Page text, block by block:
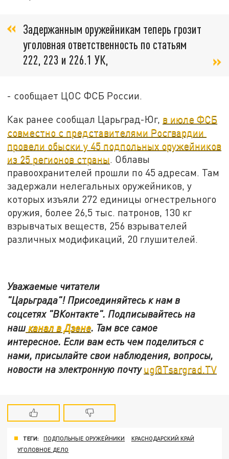
Задержанным оружейникам теперь грозит
уголовная ответственность по статьям
222, 223 и 226.1 УК,
- сообщает ЦОС ФСБ России.
Как ранее сообщал Царьград-Юг, в июле ФСБ
совместно с представителями Росгвардии
провели обыски у 45 подпольных оружейников
из 25 регионов страны. Облавы
правоохранителей прошли по 45 адресам. Там
задержали нелегальных оружейников, у
которых изъяли 272 единицы огнестрельного
оружия, более 26,5 тыс. патронов, 130 кг
взрывчатых веществ, 256 взрывателей
различных модификаций, 20 глушителей.
Уважаемые читатели
"Царьграда"! Присоединяйтесь к нам в
соцсетях "ВКонтакте". Подписывайтесь на
нашканал в Дзене. Там все самое
интересное. Если вам есть чем поделиться с
нами, присылайте свои наблюдения, вопросы,
новости на электронную почтуug@Tsargrad.TV
ТЕГИ: ПОДПОЛЬНЫЕ ОРУЖЕЙНИКИ
КРАСНОДАРСКИЙ КРАЙ
УГОЛОВНОЕ ДЕЛО